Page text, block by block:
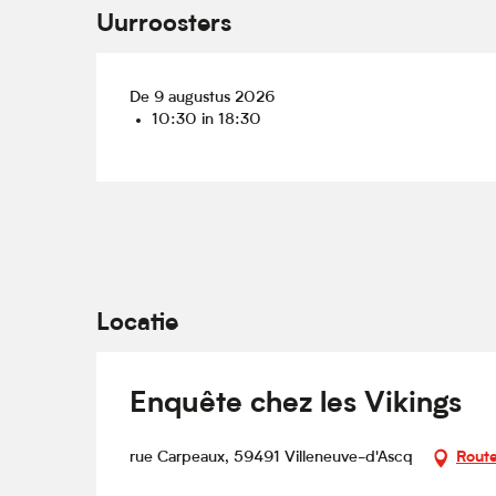
Uurroosters
De 9 augustus 2026
10:30 in 18:30
Locatie
Enquête chez les Vikings
rue Carpeaux, 59491 Villeneuve-d'Ascq